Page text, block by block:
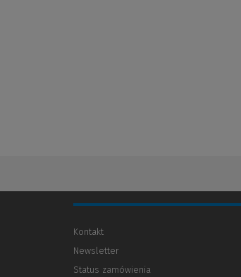
Kontakt
Newsletter
Status zamówienia